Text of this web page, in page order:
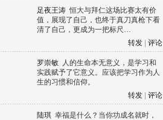
足夜王涛 恒大与拜仁这场比赛太有价
值，展现了自己，也终于真刀真枪下看
清了自己，更成为一把标尺…
转发
评论
罗崇敏 人的生命本无意义，是学习和
实践赋予了它意义。应该把学习作为人
生的习惯和信仰。
转发
评论
陆琪 幸福是什么？当你功成名就时，